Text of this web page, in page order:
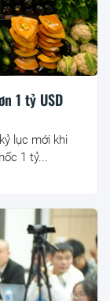
1 tỷ USD
lục mới khi
1 tỷ...